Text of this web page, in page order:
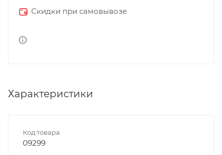
Скидки при самовывозе
Характеристики
Код товара
09299